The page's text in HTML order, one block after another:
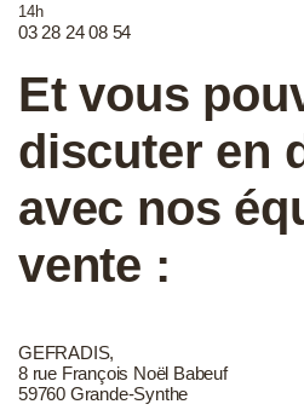
14h
03 28 24 08 54
Et vous
discuter en
avec nos
vente :
GEFRADIS,
8 rue François Noël Babeuf
59760 Grande-Synthe